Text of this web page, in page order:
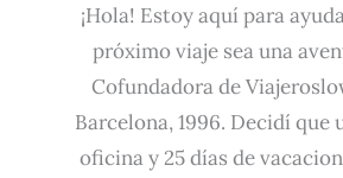
¡Hola! Estoy aquí para
próximo viaje sea una
Cofundadora de
Barcelona, 1996. Decidí que
oficina y 25 días de